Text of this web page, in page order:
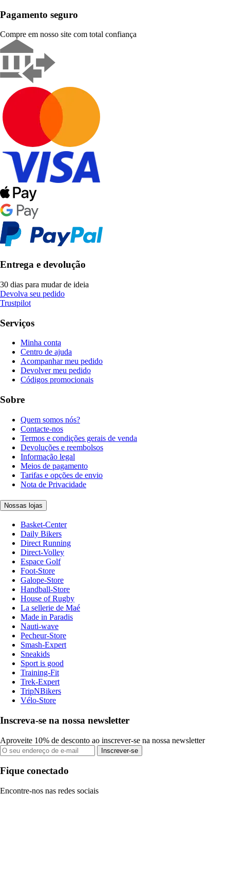
Pagamento seguro
Compre em nosso site com total confiança
Entrega e devolução
30 dias para mudar de ideia
Devolva seu pedido
Trustpilot
Serviços
Minha conta
Centro de ajuda
Acompanhar meu pedido
Devolver meu pedido
Códigos promocionais
Sobre
Quem somos nós?
Contacte-nos
Termos e condições gerais de venda
Devoluções e reembolsos
Informação legal
Meios de pagamento
Tarifas e opções de envio
Nota de Privacidade
Nossas lojas
Basket-Center
Daily Bikers
Direct Running
Direct-Volley
Espace Golf
Foot-Store
Galope-Store
Handball-Store
House of Rugby
La sellerie de Maé
Made in Paradis
Nauti-wave
Pecheur-Store
Smash-Expert
Sneakids
Sport is good
Training-Fit
Trek-Expert
TripNBikers
Vélo-Store
Inscreva-se na nossa newsletter
Aproveite 10% de desconto ao inscrever-se na nossa newsletter
Inscrever-se
Fique conectado
Encontre-nos nas redes sociais